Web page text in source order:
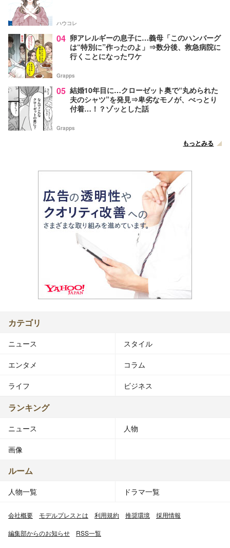
ハウコレ
04 卵アレルギーの息子に…義母「このハンバーグ
は“特別に”作ったのよ」⇒数分後、救急病院に
行くことになったワケ
Grapps
05 結婚10年目に…クローゼット奥で“丸められた
夫のシャツ”を発見⇒卑劣なモノが、べっとり
付着…！？ゾッとした話
Grapps
もっとみる
カテゴリ
ニュース スタイル
エンタメ コラム
ライフ ビジネス
ランキング
ニュース 人物
画像
ルーム
人物一覧 ドラマ一覧
会社概要 モデルプレスとは 利用規約 推奨環境 採用情報
編集部からのお知らせ RSS一覧